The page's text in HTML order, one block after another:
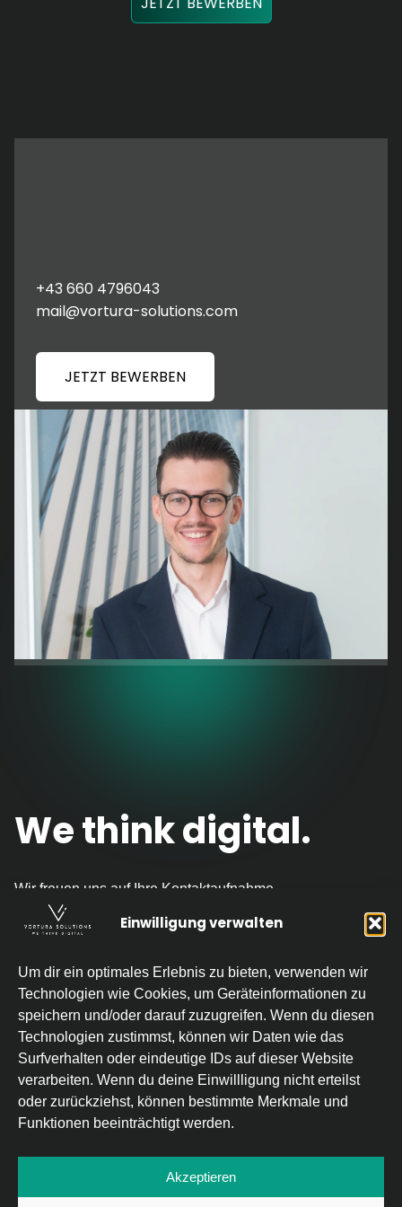
Einwilligung verwalten
Um dir ein optimales Erlebnis zu bieten, verwenden wir
Technologien wie Cookies, um Geräteinformationen zu
speichern und/oder darauf zuzugreifen. Wenn du diesen
Technologien zustimmst, können wir Daten wie das
Surfverhalten oder eindeutige IDs auf dieser Website
verarbeiten. Wenn du deine Einwillligung nicht erteilst
oder zurückziehst, können bestimmte Merkmale und
Funktionen beeinträchtigt werden.
Akzeptieren
Wenn wir uns einig sind, erhältst du von uns ein
+43 660 4796043
mail@vortura-solutions.com
JETZT BEWERBEN
We think digital.
Wir freuen uns auf Ihre Kontaktaufnahme.
ZUM ERSTGESPRÄCH
Home
Kundengewinnung
Mitarbeitergewinnung
Prozessautomatisierung
Referenzen
Karriere
Newsroom
Kontakt
Impressum
Datenschutz